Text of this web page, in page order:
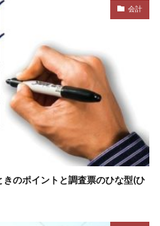
会計
のポイントと調査票のひな型(ひ